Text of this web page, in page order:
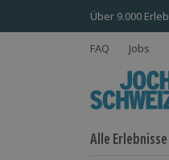
Über 9.000
FAQ Jobs
Alle Erlebnisse